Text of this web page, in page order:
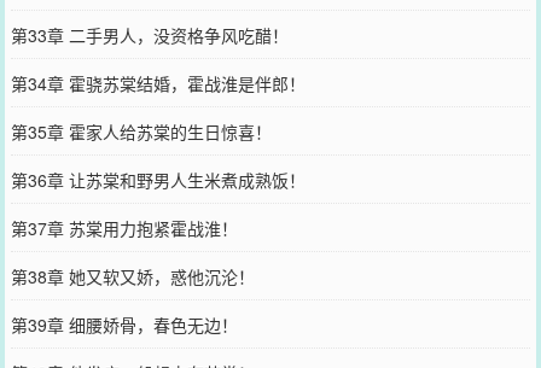
第33章 二手男人，没资格争风吃醋！
第34章 霍骁苏棠结婚，霍战淮是伴郎！
第35章 霍家人给苏棠的生日惊喜！
第36章 让苏棠和野男人生米煮成熟饭！
第37章 苏棠用力抱紧霍战淮！
第38章 她又软又娇，惑他沉沦！
第39章 细腰娇骨，春色无边！